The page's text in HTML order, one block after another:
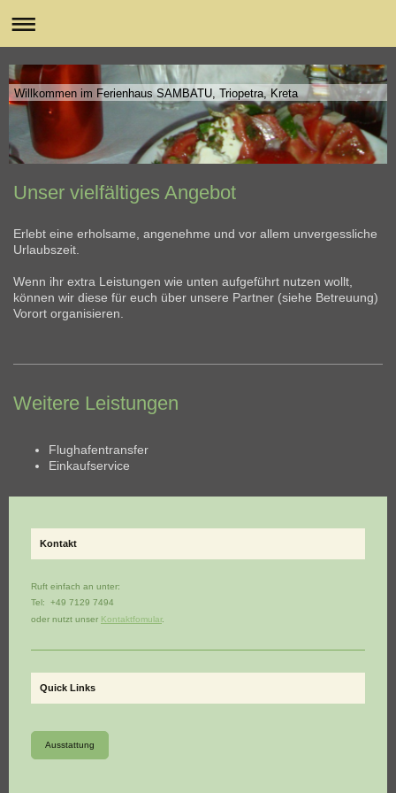
Willkommen im Ferienhaus SAMBATU, Triopetra, Kreta
Unser vielfältiges Angebot
Erlebt eine erholsame, angenehme und vor allem unvergessliche
Urlaubszeit.
Wenn ihr extra Leistungen wie unten aufgeführt nutzen wollt,
können wir diese für euch über unsere Partner (siehe Betreuung)
Vorort organisieren.
Weitere Leistungen
Flughafentransfer
Einkaufservice
Kontakt
Ruft einfach an unter:
Tel: +49 7129 7494
oder nutzt unser Kontaktfomular.
Quick Links
Ausstattung